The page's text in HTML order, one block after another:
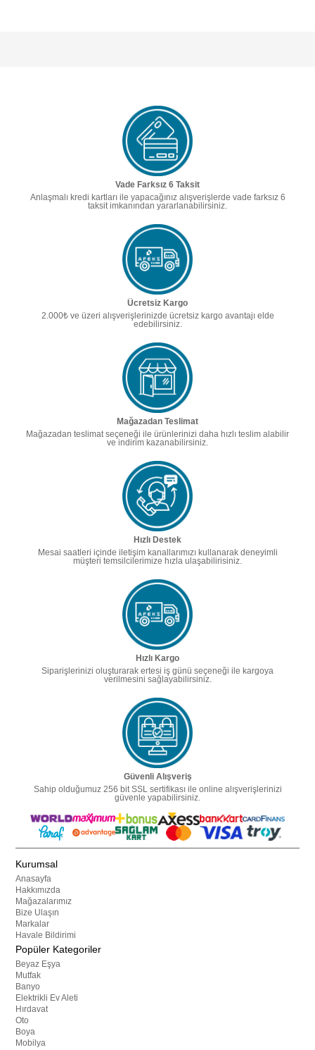
Vade Farksız 6 Taksit
Anlaşmalı kredi kartları ile yapacağınız alışverişlerde vade farksız 6
taksit imkanından yararlanabilirsiniz.
Ücretsiz Kargo
2.000₺ ve üzeri alışverişlerinizde ücretsiz kargo avantajı elde
edebilirsiniz.
Mağazadan Teslimat
Mağazadan teslimat seçeneği ile ürünlerinizi daha hızlı teslim alabilir
ve indirim kazanabilirsiniz.
Hızlı Destek
Mesai saatleri içinde iletişim kanallarımızı kullanarak deneyimli
müşteri temsilcilerimize hızla ulaşabilirisiniz.
Hızlı Kargo
Siparişlerinizi oluşturarak ertesi iş günü seçeneği ile kargoya
verilmesini sağlayabilirsiniz.
Güvenli Alışveriş
Sahip olduğumuz 256 bit SSL sertifikası ile online alışverişlerinizi
güvenle yapabilirsiniz.
Kurumsal
Anasayfa
Hakkımızda
Mağazalarımız
Bize Ulaşın
Markalar
Havale Bildirimi
Popüler Kategoriler
Beyaz Eşya
Mutfak
Banyo
Elektrikli Ev Aleti
Hırdavat
Oto
Boya
Mobilya